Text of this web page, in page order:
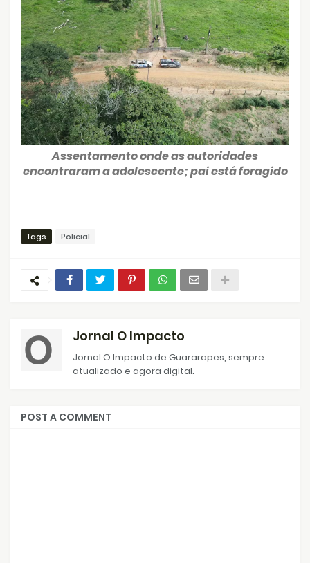
Assentamento onde as autoridades
encontraram a adolescente; pai está foragido
Tags Policial
Jornal O Impacto
Jornal O Impacto de Guararapes, sempre
atualizado e agora digital.
POST A COMMENT